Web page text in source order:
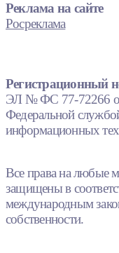
Реклама на сайте
Росреклама
Регистрационный
ЭЛ № ФС 77-72266 от
Федеральной
информационных
Все права на любые
защищены в
международным
собственности.